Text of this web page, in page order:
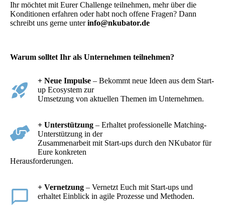
Ihr möchtet mit Eurer Challenge teilnehmen, mehr über die
Konditionen erfahren oder habt noch offene Fragen? Dann
schreibt uns gerne unterinfo@nkubator.de
Warum solltet Ihr als Unternehmen teilnehmen?
+ Neue Impulse – Bekommt neue Ideen aus dem Start-
up Ecosystem zur
Umsetzung von aktuellen Themen im Unternehmen.
+ Unterstützung – Erhaltet professionelle Matching-
Unterstützung in der
Zusammenarbeit mit Start-ups durch den NKubator für
Eure konkreten
Herausforderungen.
+ Vernetzung – Vernetzt Euch mit Start-ups und
erhaltet Einblick in agile Prozesse und Methoden.